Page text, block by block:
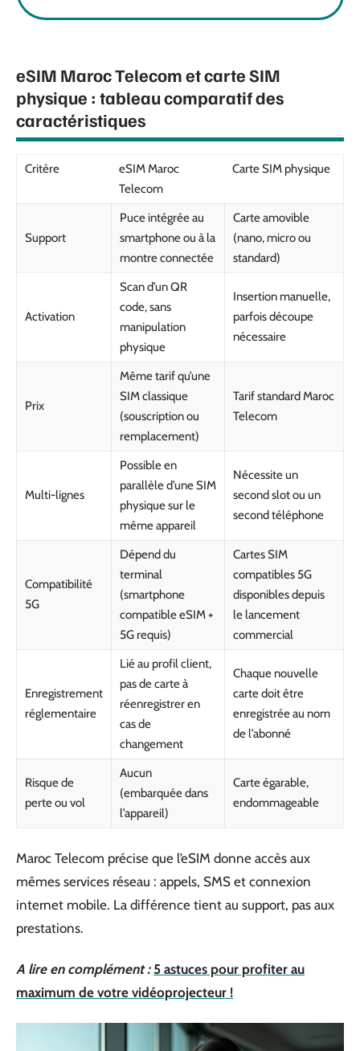
eSIM Maroc Telecom et carte SIM
physique : tableau comparatif des
caractéristiques
Critère
eSIM Maroc
Telecom
Carte SIM physique
Support
Puce intégrée au
smartphone ou à la
montre connectée
Carte amovible
(nano, micro ou
standard)
Activation
Scan d’un QR
code, sans
manipulation
physique
Insertion manuelle,
parfois découpe
nécessaire
Prix
Même tarif qu’une
SIM classique
(souscription ou
remplacement)
Tarif standard Maroc
Telecom
Multi-lignes
Possible en
parallèle d’une SIM
physique sur le
même appareil
Nécessite un
second slot ou un
second téléphone
Compatibilité
5G
Dépend du
terminal
(smartphone
compatible eSIM +
5G requis)
Cartes SIM
compatibles 5G
disponibles depuis
le lancement
commercial
Enregistrement
réglementaire
Lié au profil client,
pas de carte à
réenregistrer en
cas de
changement
Chaque nouvelle
carte doit être
enregistrée au nom
de l’abonné
Risque de
perte ou vol
Aucun
(embarquée dans
l’appareil)
Carte égarable,
endommageable
Maroc Telecom précise que l’eSIM donne accès aux
mêmes services réseau : appels, SMS et connexion
internet mobile. La différence tient au support, pas aux
prestations.
A lire en complément : 5 astuces pour profiter au
maximum de votre vidéoprojecteur !